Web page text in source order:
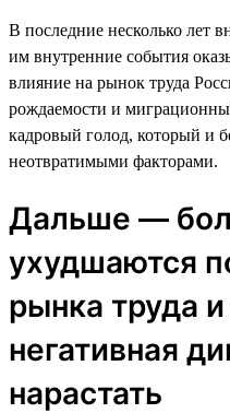
В последние несколько лет
им внутренние события
влияние на рынок труда
рождаемости и
кадровый голод, который и
неотвратимыми факторами.
Дальше —
ухудшаются
рынка труда
негативная
нарастать